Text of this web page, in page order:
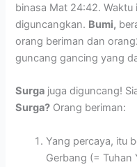
binasa Mat 24:42. Waktu
diguncangkan. Bumi,
orang beriman dan
guncang gancing yang
Surga juga diguncang!
Surga? Orang beriman:
Yang percaya, itu
Gerbang (= Tuhan